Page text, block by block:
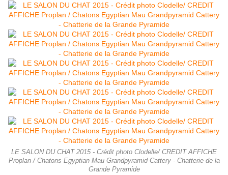
LE SALON DU CHAT 2015 - Crédit photo Clodelle/ CREDIT AFFICHE
Proplan / Chatons Egyptian Mau Grandpyramid Cattery - Chatterie de la
Grande Pyramide